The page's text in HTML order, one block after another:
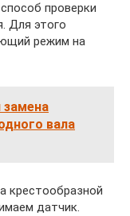
проверки
Для этого
режим на
замена
вала
крестообразной
датчик.